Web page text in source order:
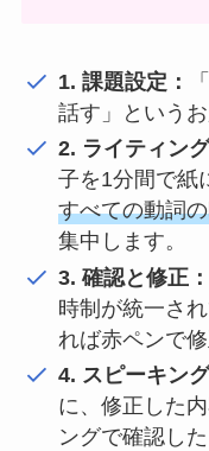
1. 課題設定：
話す」という
2. ライティン
子を1分間で紙
すべての動詞
集中します。
3. 確認と修正
時制が統一さ
れば赤ペンで修
4. スピーキン
に、修正した
ングで確認し